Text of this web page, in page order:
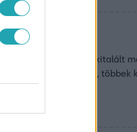
A film, amely egy kitalált
Globe-díjat nyert, többek